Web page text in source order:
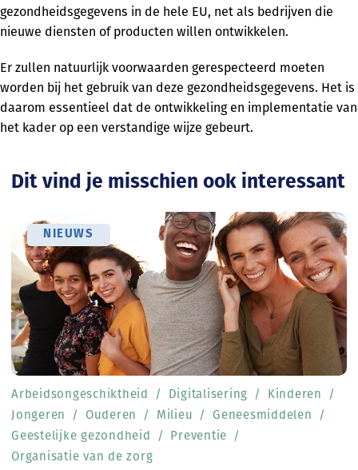
gezondheidsgegevens in de hele EU, net als bedrijven die
nieuwe diensten of producten willen ontwikkelen.
Er zullen natuurlijk voorwaarden gerespecteerd moeten
worden bij het gebruik van deze gezondheidsgegevens. Het is
daarom essentieel dat de ontwikkeling en implementatie van
het kader op een verstandige wijze gebeurt.
Dit vind je misschien ook interessant
NIEUWS
Arbeidsongeschiktheid Digitalisering
Kinderen
Jongeren
Ouderen Milieu
Geneesmiddelen
Geestelijke gezondheid
Preventie
Organisatie van de zorg